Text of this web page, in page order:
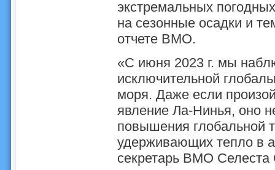
экстремальных
на сезонные осадки и
отчете ВМО.
«С июня 2023 г. мы
исключительной
моря. Даже если
явление Ла-Нинья, оно
повышения глобальной
удерживающих тепло в
секретарь ВМО